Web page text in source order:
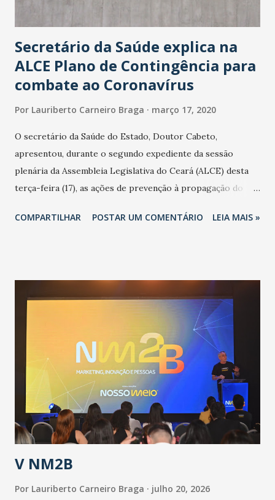
Secretário da Saúde explica na
ALCE Plano de Contingência para
combate ao Coronavírus
Por Lauriberto Carneiro Braga março 17, 2020
O secretário da Saúde do Estado, Doutor Cabeto,
apresentou, durante o segundo expediente da sessão
plenária da Assembleia Legislativa do Ceará (ALCE) desta
terça-feira (17), as ações de prevenção à propagação do
adotadas pelo Governo do Estado na contenção da
população suspeita e de cuidados com os ambientes
públicos e domiciliares. “Nós não estamos vivendo uma
epidemia comum, como temos em todos os anos, com
aumento de casos de dengue, influenza ou H1N1. Trata-se
de uma epidemia com um vírus diferente, com um poder de
contaminação maior que outros coronavírus”, apontou o
secretário. Segundo ele, é uma epidemia com chance de
contaminação alta, podendo gerar um grande risco à
população e ao sistema de saúde. “Precisamos saber fazer a
estratificação do risco da doença, para não so...
COMPARTILHAR POSTAR UM COMENTÁRIO LEIA MAIS »
V NM2B
Por Lauriberto Carneiro Braga julho 20, 2026